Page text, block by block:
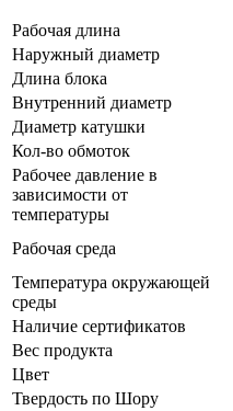
Рабочая длина
Наружный диаметр
Длина блока
Внутренний диаметр
Диаметр катушки
Кол-во обмоток
Рабочее давление в
зависимости от
температуры
Рабочая среда
Температура окружающей
среды
Наличие сертификатов
Вес продукта
Цвет
Твердость по Шору